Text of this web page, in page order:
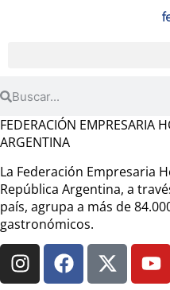
FEDERACIÓN EMPRESARIA
ARGENTINA
La Federación Empresaria
República Argentina, a
país, agrupa a más de
gastronómicos.